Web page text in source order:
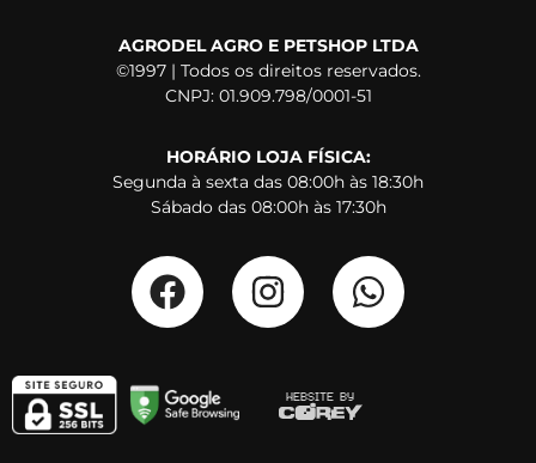
AGRODEL AGRO E PETSHOP LTDA
©1997 | Todos os direitos reservados.
CNPJ: 01.909.798/0001-51
HORÁRIO LOJA FÍSICA:
Segunda à sexta das 08:00h às 18:30h
Sábado das 08:00h às 17:30h